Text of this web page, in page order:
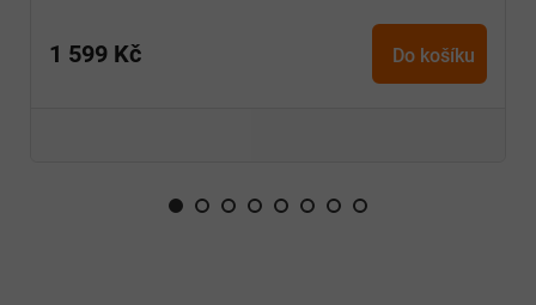
1 599 Kč Do košíku